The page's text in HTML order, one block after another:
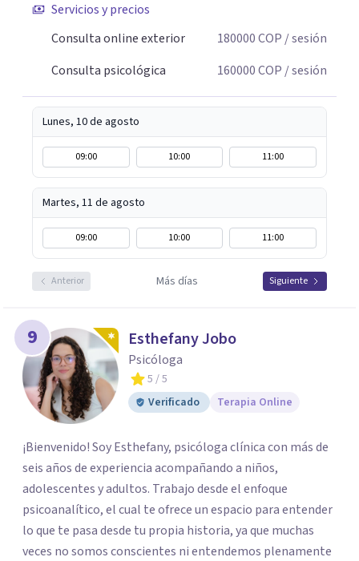
Servicios y precios
Consulta online exterior
180000COP / sesión
Consulta psicológica
160000COP / sesión
Lunes, 10 de agosto
09:00 10:00 11:00
Martes, 11 de agosto
09:00 10:00 11:00
Anterior Más días Siguiente
9 Esthefany Jobo
Psicóloga
5 / 5
Verificado
Terapia Online
¡Bienvenido! Soy Esthefany, psicóloga clínica con más de
seis años de experiencia acompañando a niños,
adolescentes y adultos. Trabajo desde el enfoque
psicoanalítico, el cual te ofrece un espacio para entender
lo que te pasa desde tu propia historia, ya que muchas
veces no somos conscientes ni entendemos plenamente